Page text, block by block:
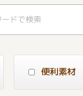
便利素材